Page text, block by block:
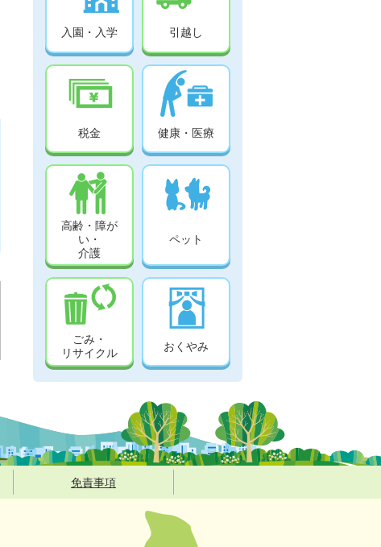
入園・入学 引越し
税金 健康・医療
高齢・障が
い・
介護
ペット
ごみ・
リサイクル
おくやみ
免責事項